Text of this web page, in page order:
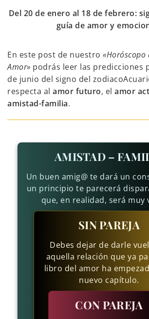
Del 20 de enero al 18 de febrero:
guía de amor y
En este post de nuestro «Horóscopo
Amor» podrás leer las predicciones
de junio del signo del
respecta al amor futuro, el amor
amistad-familia.
AMISTAD –
Un buen amig@ te dará un
un principio te parecerá
que, en realidad, será muy
SIN PAREJA
Debes dejar de darle
aquella relación que ya
libro del amor ha
nuevo capítulo.
CON PAREJA